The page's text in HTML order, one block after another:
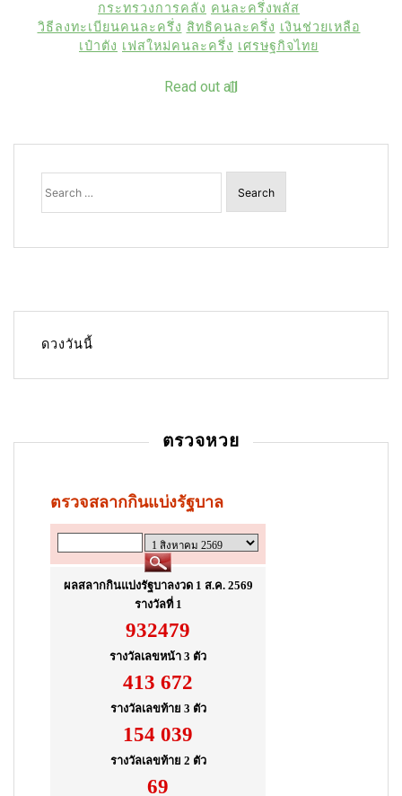
กระทรวงการคลัง คนละครึ่งพลัส
วิธีลงทะเบียนคนละครึ่ง สิทธิคนละครึ่ง เงินช่วยเหลือ
เป๋าตัง เฟสใหม่คนละครึ่ง เศรษฐกิจไทย
Read out all
Search
for:
ดวงวันนี้
ตรวจหวย